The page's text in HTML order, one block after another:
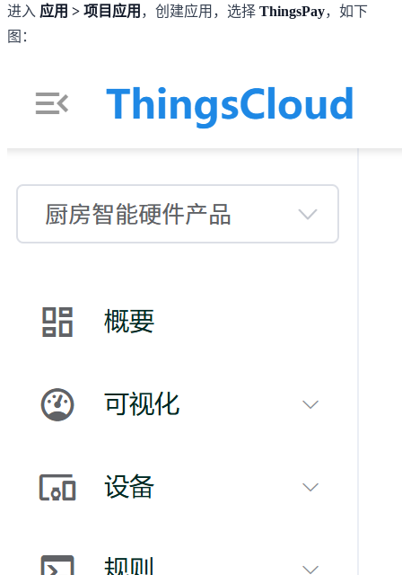
进入 应用 > 项目应用 ，创建应用，选择 ThingsPay，如下
图：